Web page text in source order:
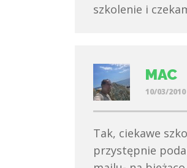
szkolenie i
MAC
10/03/
Tak, ciekawe
przystępnie